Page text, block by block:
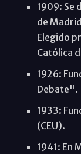
1909: Se
de
Elegido
Católica
1926:
Debate".
1933:
(CEU).
1941: En